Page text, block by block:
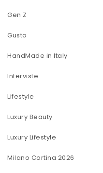
Gen Z
Gusto
HandMade in Italy
Interviste
Lifestyle
Luxury Beauty
Luxury Lifestyle
Milano Cortina 2026